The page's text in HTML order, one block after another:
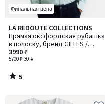
Финальная цена
LA REDOUTE COLLECTIONS
Прямая оксфордская рубашка
в полоску, бренд GILLES /
ДЖИЛЛ
5700 ₽-30%
3990 ₽
5
/
5
5
/